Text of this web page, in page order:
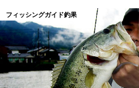
フィッシングガイド釣果